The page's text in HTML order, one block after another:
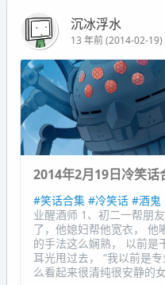
沉冰浮水
13 年前 (2014-02-19)
2014年2月19日冷笑话
#笑话合集 #冷笑话 #酒鬼
业醒酒师 1、初二一帮朋
了，他媳妇帮他宽衣， 他
的手法这么娴熟， 以前是
耳光甩过去， “我以前是
么看起来很清纯很安静的